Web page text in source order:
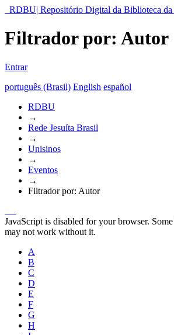
RDBU| Repositório Digital da Biblioteca
Filtrador por: Autor
Entrar
português (Brasil) English español
RDBU
→
Rede Jesuíta Brasil
→
Unisinos
→
Eventos
→
Filtrador por: Autor
JavaScript is disabled for your browser.
may not work without it.
A
B
C
D
E
F
G
H